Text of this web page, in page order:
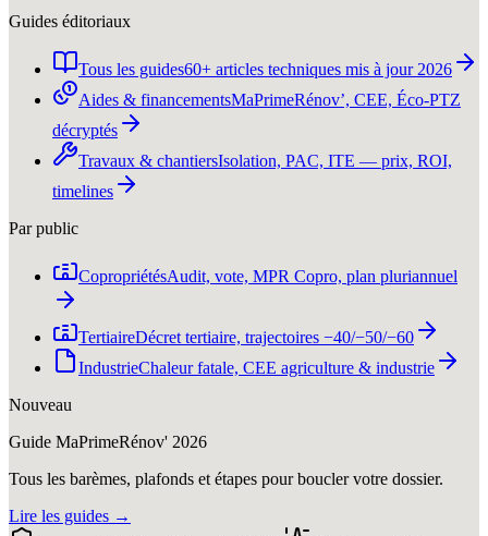
Guides éditoriaux
Tous les guides60+ articles techniques mis à jour 2026
Aides & financementsMaPrimeRénov’, CEE, Éco-PTZ
décryptés
Travaux & chantiersIsolation, PAC, ITE — prix, ROI,
timelines
Par public
CopropriétésAudit, vote, MPR Copro, plan pluriannuel
TertiaireDécret tertiaire, trajectoires −40/−50/−60
IndustrieChaleur fatale, CEE agriculture & industrie
Nouveau
Guide MaPrimeRénov' 2026
Tous les barèmes, plafonds et étapes pour boucler votre dossier.
Lire les guides →